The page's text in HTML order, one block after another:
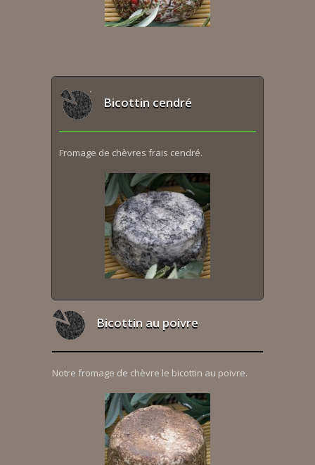
Bicottin cendré
Fromage de chèvres frais cendré.
Bicottin au poivre
Notre fromage de chèvre le bicottin au poivre.